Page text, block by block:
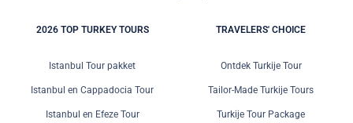
2026 TOP TURKEY TOURS
Istanbul Tour pakket
Istanbul en Cappadocia Tour
Istanbul en Efeze Tour
TRAVELERS' CHOICE
Ontdek Turkije Tour
Tailor-Made Turkije Tours
Turkije Tour Package